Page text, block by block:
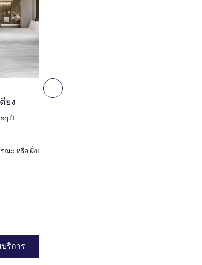
ถัดไป - ห้องพัก
ยง
sq ft
ฝั่งเมือง หรือ วิวสวนสาธารณะ หรือ ฝั่งแม่น้ำ
ริการ